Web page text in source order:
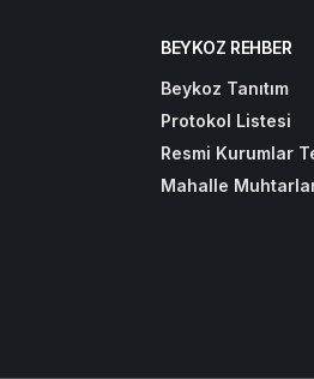
BEYKOZ REHBER
Beykoz Tanıtım
Protokol Listesi
Resmi Kurumlar
Mahalle